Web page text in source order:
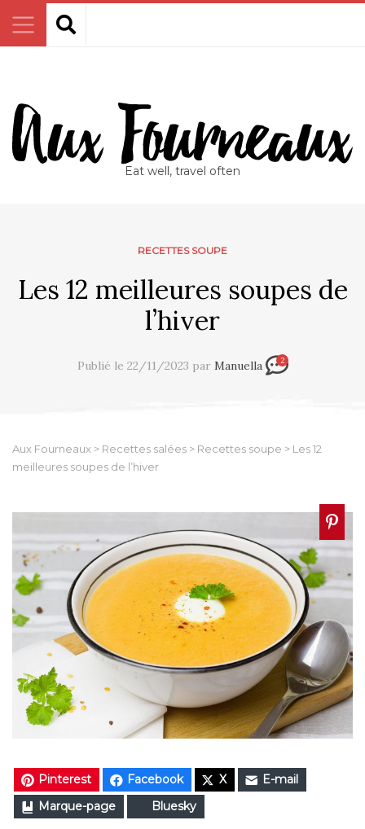
Eat well, travel often
RECETTES SOUPE
Les 12 meilleures soupes de
l’hiver
Publié le 22/11/2023 par Manuella 2
Aux Fourneaux > Recettes salées > Recettes soupe > Les 12
meilleures soupes de l’hiver
Pinterest Facebook X
E-mail
Marque-page
Bluesky